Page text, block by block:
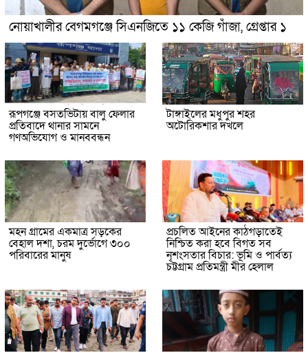
নোয়াখালীর বেগমগঞ্জে সিএনজিতে ১১ কেজি গাঁজা, গ্রেপ্তার ১
রূপগঞ্জে বসতভিটায় বালু ফেলার
প্রতিবাদে থানার সামনে
গণঅভিযোগ ও মানববন্ধন
টাঙ্গাইলের মধুপুর শহর
অটোরিকশার দখলে
মহন গ্রামের একমাত্র সড়কের
বেহাল দশা, চরম দুর্ভোগে ৩০০
পরিবারের মানুষ
প্রচলিত আইনের কাঠগড়াতেই
নিশ্চিত করা হবে বিগত সব
নৃশংসতার বিচার: ভূমি ও পার্বত্য
চট্টগ্রাম প্রতিমন্ত্রী মীর হেলাল